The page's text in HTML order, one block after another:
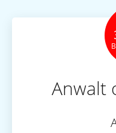
Anwalt